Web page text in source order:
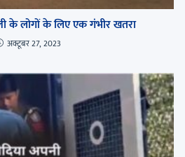
के लोगों के लिए एक गंभीर खतरा
अक्टूबर 27, 2023